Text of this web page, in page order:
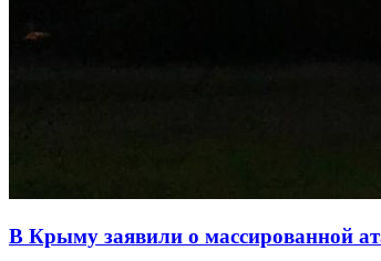
В Крыму заявили о массированной